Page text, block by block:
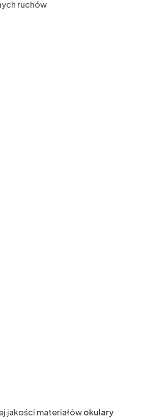
ruchów
jakości materiałówokulary